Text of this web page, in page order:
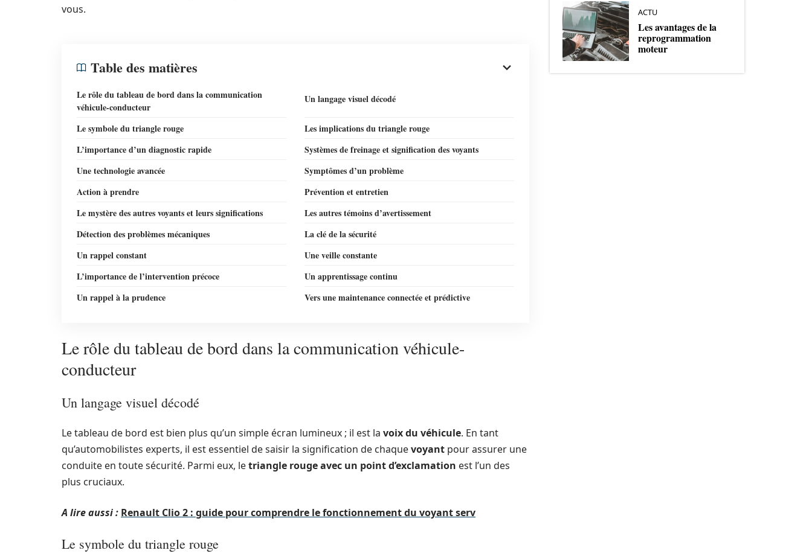
vous.
Table des matières
Le rôle du tableau de bord dans la communication
véhicule-conducteur
Un langage visuel décodé
Le symbole du triangle rouge
Les implications du triangle rouge
L’importance d’un diagnostic rapide
Systèmes de freinage et signification des voyants
Une technologie avancée
Symptômes d’un problème
Action à prendre
Prévention et entretien
Le mystère des autres voyants et leurs significations
Les autres témoins d’avertissement
Détection des problèmes mécaniques
La clé de la sécurité
Un rappel constant
Une veille constante
L’importance de l’intervention précoce
Un apprentissage continu
Un rappel à la prudence
Vers une maintenance connectée et prédictive
Le rôle du tableau de bord dans la communication véhicule-
conducteur
Un langage visuel décodé
Le tableau de bord est bien plus qu’un simple écran lumineux ; il est la voix du véhicule. En tant
qu’automobilistes experts, il est essentiel de saisir la signification de chaquevoyant pour assurer une
conduite en toute sécurité. Parmi eux, letriangle rouge avec un point d’exclamation est l’un des
plus cruciaux.
A lire aussi : Renault Clio 2 : guide pour comprendre le fonctionnement du voyant serv
Le symbole du triangle rouge
ACTU
Les avantages de la
reprogrammation
moteur